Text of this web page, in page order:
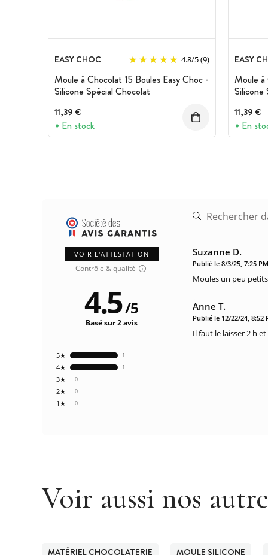
EASY CHOC 4.8/5(9)
Moule à Chocolat 15 Boules Easy Choc -
Silicone Spécial Chocolat
11,39 €
En stock
EASY
Moule à
Silicone
11,39 €
En
VOIR L'ATTESTATION
Contrôle & qualité
0
1★
0
2★
0
3★
1
4★
1
5★
4.5/5
Basé sur 2 avis
Suzanne D.
Publié le 8/3/25, 7:25 PM
Moules un peu
Anne T.
Publié le 12/22/24, 8:52
Il faut le laisser 2 h
Voir aussi nos
MATÉRIEL CHOCOLATERIE MOULE SILICONE